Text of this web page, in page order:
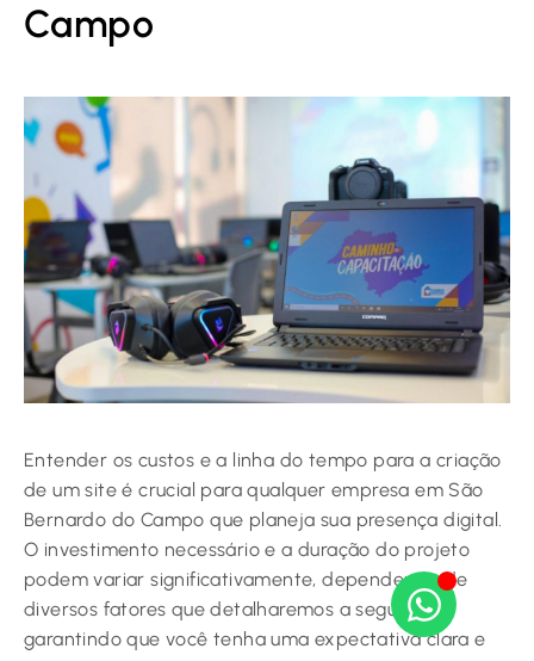
Campo
Entender os custos e a linha do tempo para a criação
de um site é crucial para qualquer empresa em São
Bernardo do Campo que planeja sua presença digital.
O investimento necessário e a duração do projeto
podem variar significativamente, dependendo de
diversos fatores que detalharemos a seguir,
garantindo que você tenha uma expectativa clara e